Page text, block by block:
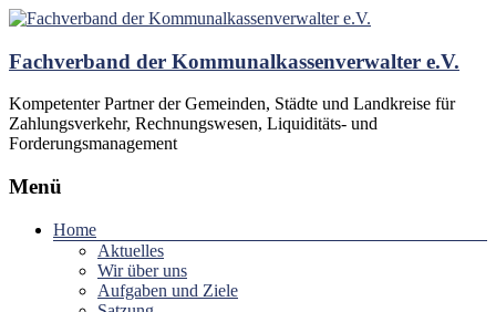
Fachverband der Kommunalkassenverwalter e.V.
Kompetenter Partner der Gemeinden, Städte und Landkreise für
Zahlungsverkehr, Rechnungswesen, Liquiditäts- und
Forderungsmanagement
Menü
Home
Aktuelles
Wir über uns
Aufgaben und Ziele